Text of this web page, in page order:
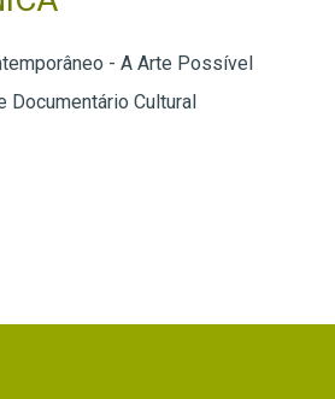
- A Arte Possível
Documentário Cultural